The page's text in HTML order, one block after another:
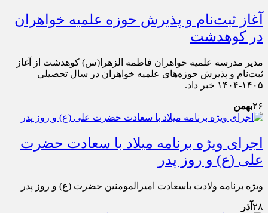
آغاز ثبت‌نام و پذیرش حوزه علمیه خواهران
در کوهدشت
مدیر مدرسه علمیه خواهران فاطمه الزهرا(س) کوهدشت از آغاز
ثبت‌نام و پذیرش حوزه‌های علمیه خواهران در سال تحصیلی
۱۴۰۵-۱۴۰۴ خبر داد.
۲۶بهمن
اجرای ویژه برنامه میلاد با سعادت حضرت
علی (ع) و روز پدر
ویژه برنامه ولادت باسعادت امیرالمومنین حضرت (ع) و روز پدر
۲۸ آذر